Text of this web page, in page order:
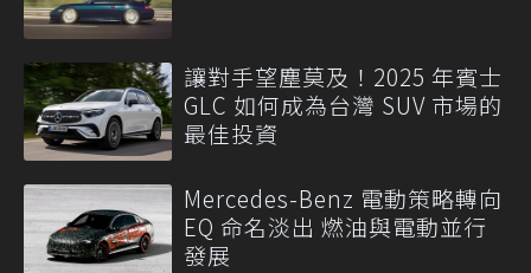
讓對手望塵莫及！2025 年賓士
GLC 如何成為台灣 SUV 市場的
最佳投資
Mercedes-Benz 電動策略轉向
EQ 命名淡出 燃油與電動並行
發展